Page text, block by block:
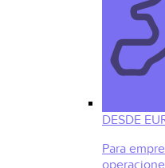
DESDE
Para